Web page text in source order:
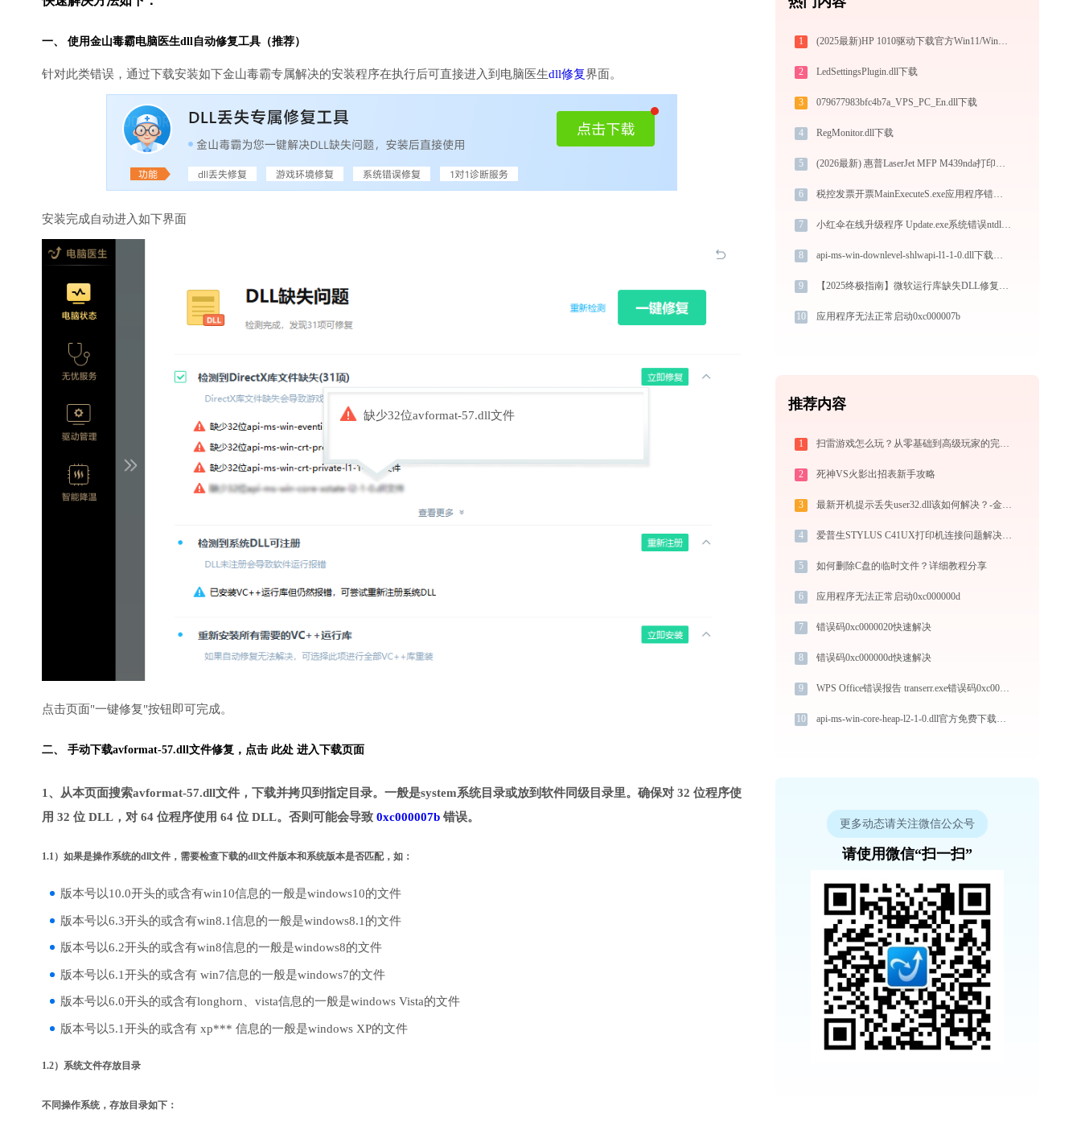
一、 使用金山毒霸电脑医生dll自动修复工具（推荐）
针对此类错误，通过下载安装如下金山毒霸专属解决的安装程序在执行后可直接进入到电脑医生dll修复界面。
安装完成自动进入如下界面
缺少32位avformat-57.dll文件
点击页面"一键修复"按钮即可完成。
二、 手动下载avformat-57.dll文件修复， 点击 此处 进入下载页面
1、从本页面搜索avformat-57.dll文件，下载并拷贝到指定目录。一般是system系统目录或放到软件同级目录里。确保对 32 位程序使
用 32 位 DLL，对 64 位程序使用 64 位 DLL。否则可能会导致 0xc000007b 错误。
1.1）如果是操作系统的dll文件，需要检查下载的dll文件版本和系统版本是否匹配，如：
版本号以10.0开头的或含有win10信息的一般是windows10的文件
版本号以6.3开头的或含有win8.1信息的一般是windows8.1的文件
版本号以6.2开头的或含有win8信息的一般是windows8的文件
版本号以6.1开头的或含有 win7信息的一般是windows7的文件
版本号以6.0开头的或含有longhorn、vista信息的一般是windows Vista的文件
版本号以5.1开头的或含有 xp*** 信息的一般是windows XP的文件
1.2）系统文件存放目录
不同操作系统，存放目录如下：
1 (2025最新)HP 1010驱动下载官方Win11/Win10兼容
2 LedSettingsPlugin.dll下载
3 079677983bfc4b7a_VPS_PC_En.dll下载
4 RegMonitor.dll下载
5 (2026最新) 惠普LaserJet MFP M439nda打印机连接问题解析 - 金山毒霸
6 税控发票开票MainExecuteS.exe应用程序错误0xc000000d解决方法
7 小红伞在线升级程序 Update.exe系统错误ntdll丢失如何解决
8 api-ms-win-downlevel-shlwapi-l1-1-0.dll下载与修复指南：解决DLL缺失问题的完整方案
9 【2025终极指南】微软运行库缺失DLL修复全攻略｜官方解决方案+安全工具推荐
10 应用程序无法正常启动0xc000007b
推荐内容
1 扫雷游戏怎么玩？从零基础到高级玩家的完全攻略（附必胜技巧）
2 死神VS火影出招表新手攻略
3 最新开机提示丢失user32.dll该如何解决？-金山毒霸
4 爱普生STYLUS C41UX打印机连接问题解决方法 - 金山毒霸
5 如何删除C盘的临时文件？详细教程分享
6 应用程序无法正常启动0xc000000d
7 错误码0xc0000020快速解决
8 错误码0xc000000d快速解决
9 WPS Office错误报告 transerr.exe错误码0xc000000d处理办法
10 api-ms-win-core-heap-l2-1-0.dll官方免费下载指南：解决DLL缺失问题的权威方法
更多动态请关注微信公众号
请使用微信“扫一扫”